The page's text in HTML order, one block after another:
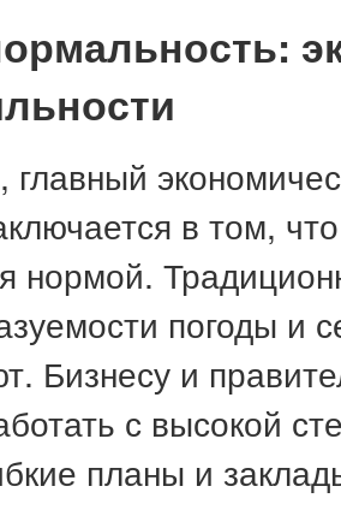
в том,
нормой.
погоды и
Бизнесу и
с высокой
планы и